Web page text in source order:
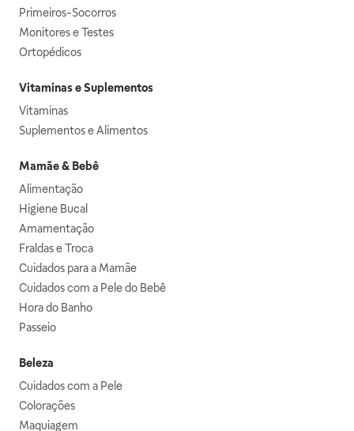
Primeiros-Socorros
Monitores e Testes
Ortopédicos
Vitaminas e Suplementos
Vitaminas
Suplementos e Alimentos
Mamãe & Bebê
Alimentação
Higiene Bucal
Amamentação
Fraldas e Troca
Cuidados para a Mamãe
Cuidados com a Pele do Bebê
Hora do Banho
Passeio
Beleza
Cuidados com a Pele
Colorações
Maquiagem